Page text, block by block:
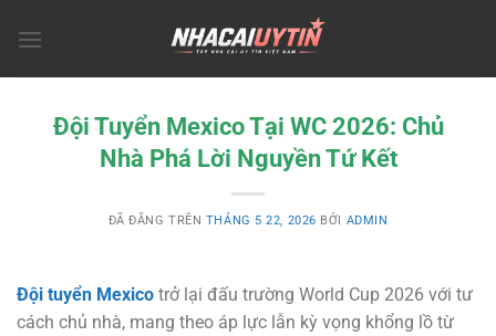
đến
Đội Tuyển Mexico Tại WC 2026: Chủ
Nhà Phá Lời Nguyền Tứ Kết
ĐÃ ĐĂNG TRÊN THÁNG 5 22, 2026 BỞI ADMIN
Đội tuyển Mexico trở lại đấu trường World Cup 2026 với tư
cách chủ nhà, mang theo áp lực lẫn kỳ vọng khổng lồ từ